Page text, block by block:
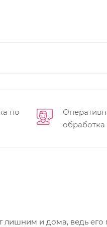
по
обработка
лишним и дома, ведь